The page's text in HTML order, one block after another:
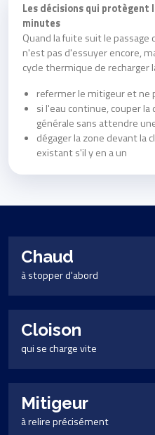
Les décisions qui protègent
minutes
Quand la fuite suit le passage
n'est pas d'essuyer encore,
cycle thermique de recharger
refermer le mitigeur et ne
si l'eau continue, couper
générale sans attendre
dégager la zone devant la
existant s'il y en a un
Chaud
à stopper d'abord
Cloison
qui se charge vite
Mitigeur
à relire précisément